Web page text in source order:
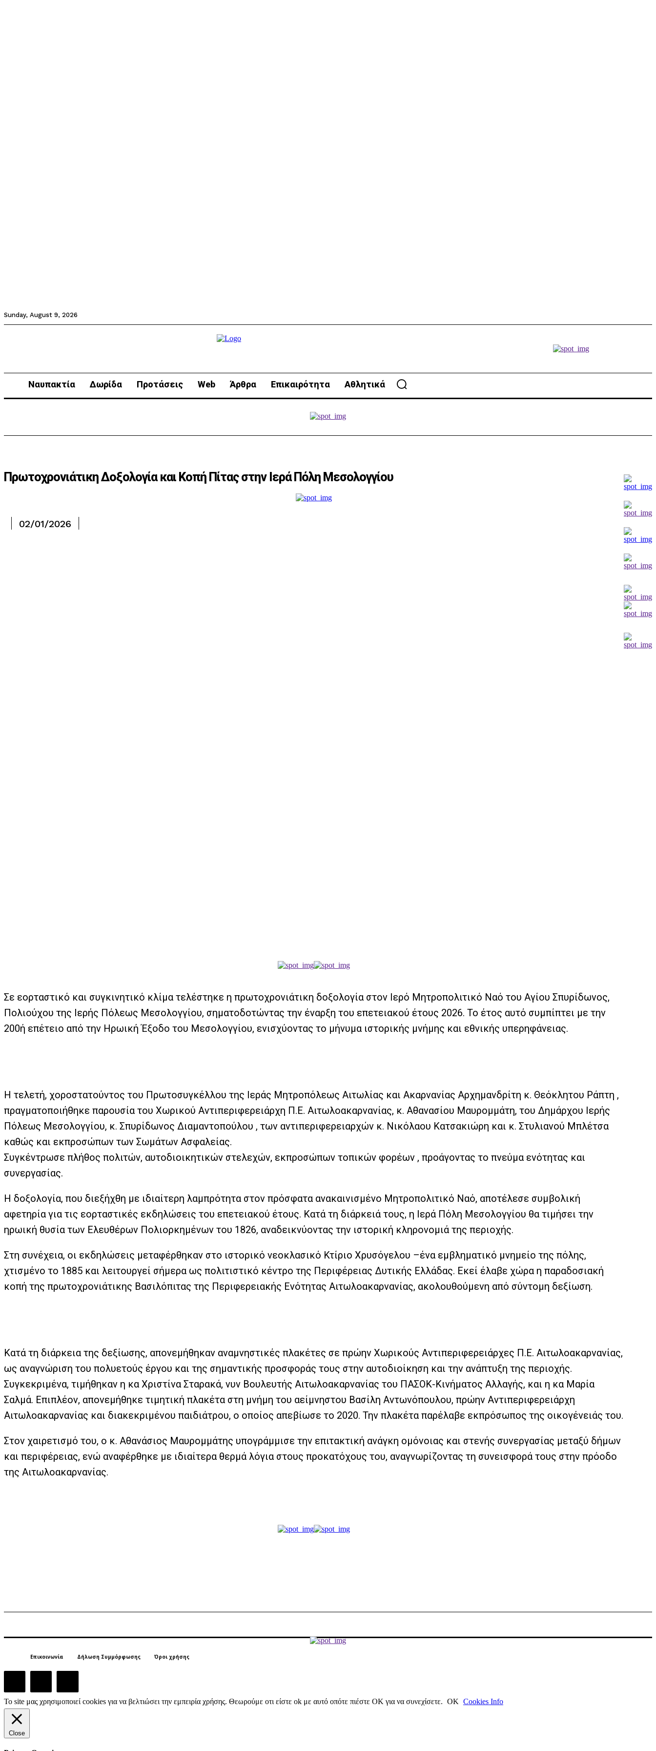
Sunday, August 9, 2026
Ναυπακτία Δωρίδα Προτάσεις Web Άρθρα Επικαιρότητα Αθλητικά
Πρωτοχρονιάτικη Δοξολογία και Κοπή Πίτας στην Ιερά Πόλη Μεσολογγίου
02/01/2026
Σε εορταστικό και συγκινητικό κλίμα τελέστηκε η πρωτοχρονιάτικη δοξολογία στον Ιερό Μητροπολιτικό Ναό του Αγίου Σπυρίδωνος,
Πολιούχου της Ιερής Πόλεως Μεσολογγίου, σηματοδοτώντας την έναρξη του επετειακού έτους 2026. Το έτος αυτό συμπίπτει με την
200ή επέτειο από την Ηρωική Έξοδο του Μεσολογγίου, ενισχύοντας το μήνυμα ιστορικής μνήμης και εθνικής υπερηφάνειας.
Η τελετή, χοροστατούντος του Πρωτοσυγκέλλου της Ιεράς Μητροπόλεως Αιτωλίας και Ακαρνανίας Αρχημανδρίτη κ. Θεόκλητου Ράπτη ,
πραγματοποιήθηκε παρουσία του Χωρικού Αντιπεριφερειάρχη Π.Ε. Αιτωλοακαρνανίας, κ. Αθανασίου Μαυρομμάτη, του Δημάρχου Ιερής
Πόλεως Μεσολογγίου, κ. Σπυρίδωνος Διαμαντοπούλου , των αντιπεριφερειαρχών κ. Νικόλαου Κατσακιώρη και κ. Στυλιανού Μπλέτσα
καθώς και εκπροσώπων των Σωμάτων Ασφαλείας.
Συγκέντρωσε πλήθος πολιτών, αυτοδιοικητικών στελεχών, εκπροσώπων τοπικών φορέων , προάγοντας το πνεύμα ενότητας και
συνεργασίας.
Η δοξολογία, που διεξήχθη με ιδιαίτερη λαμπρότητα στον πρόσφατα ανακαινισμένο Μητροπολιτικό Ναό, αποτέλεσε συμβολική
αφετηρία για τις εορταστικές εκδηλώσεις του επετειακού έτους. Κατά τη διάρκειά τους, η Ιερά Πόλη Μεσολογγίου θα τιμήσει την
ηρωική θυσία των Ελευθέρων Πολιορκημένων του 1826, αναδεικνύοντας την ιστορική κληρονομιά της περιοχής.
Στη συνέχεια, οι εκδηλώσεις μεταφέρθηκαν στο ιστορικό νεοκλασικό Κτίριο Χρυσόγελου –ένα εμβληματικό μνημείο της πόλης,
χτισμένο το 1885 και λειτουργεί σήμερα ως πολιτιστικό κέντρο της Περιφέρειας Δυτικής Ελλάδας. Εκεί έλαβε χώρα η παραδοσιακή
κοπή της πρωτοχρονιάτικης Βασιλόπιτας της Περιφερειακής Ενότητας Αιτωλοακαρνανίας, ακολουθούμενη από σύντομη δεξίωση.
Κατά τη διάρκεια της δεξίωσης, απονεμήθηκαν αναμνηστικές πλακέτες σε πρώην Χωρικούς Αντιπεριφερειάρχες Π.Ε. Αιτωλοακαρνανίας,
ως αναγνώριση του πολυετούς έργου και της σημαντικής προσφοράς τους στην αυτοδιοίκηση και την ανάπτυξη της περιοχής.
Συγκεκριμένα, τιμήθηκαν η κα Χριστίνα Σταρακά, νυν Βουλευτής Αιτωλοακαρνανίας του ΠΑΣΟΚ-Κινήματος Αλλαγής, και η κα Μαρία
Σαλμά. Επιπλέον, απονεμήθηκε τιμητική πλακέτα στη μνήμη του αείμνηστου Βασίλη Αντωνόπουλου, πρώην Αντιπεριφερειάρχη
Αιτωλοακαρνανίας και διακεκριμένου παιδιάτρου, ο οποίος απεβίωσε το 2020. Την πλακέτα παρέλαβε εκπρόσωπος της οικογένειάς του.
Στον χαιρετισμό του, ο κ. Αθανάσιος Μαυρομμάτης υπογράμμισε την επιτακτική ανάγκη ομόνοιας και στενής συνεργασίας μεταξύ δήμων
και περιφέρειας, ενώ αναφέρθηκε με ιδιαίτερα θερμά λόγια στους προκατόχους του, αναγνωρίζοντας τη συνεισφορά τους στην πρόοδο
της Αιτωλοακαρνανίας.
Επικοινωνία Δήλωση Συμμόρφωσης Όροι χρήσης
Το site μας χρησιμοποιεί cookies για να βελτιώσει την εμπειρία χρήσης. Θεωρούμε οτι είστε ok με αυτό οπότε πιέστε ΟΚ για να συνεχίσετε. ΟΚ Cookies Info
Close